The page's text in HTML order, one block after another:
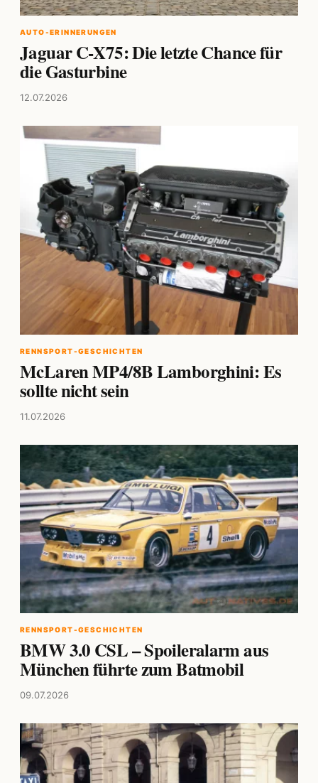
AUTO-ERINNERUNGEN
Jaguar C-X75: Die letzte Chance für
die Gasturbine
12.07.2026
RENNSPORT-GESCHICHTEN
McLaren MP4/8B Lamborghini: Es
sollte nicht sein
11.07.2026
RENNSPORT-GESCHICHTEN
BMW 3.0 CSL – Spoileralarm aus
München führte zum Batmobil
09.07.2026